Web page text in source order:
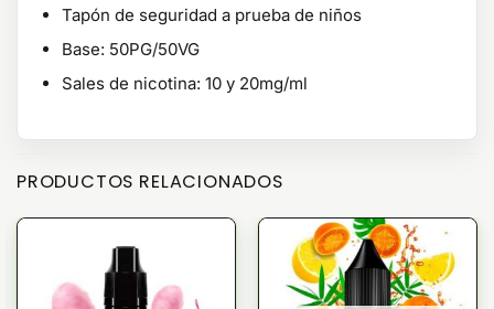
Tapón de seguridad a prueba de niños
Base: 50PG/50VG
Sales de nicotina: 10 y 20mg/ml
PRODUCTOS RELACIONADOS